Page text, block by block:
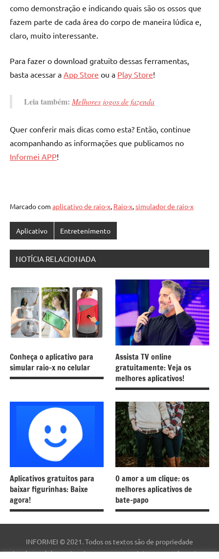
como demonstração e indicando quais são os ossos que
fazem parte de cada área do corpo de maneira lúdica e,
claro, muito interessante.
Para fazer o download gratuito dessas ferramentas,
basta acessar a App Store ou a Play Store!
Leia também: Melhores jogos de fazenda
Quer conferir mais dicas como esta? Então, continue
acompanhando as informações que publicamos no
Informei APP!
Marcado com aplicativo de raio-x Raio-x simulador de raio-x
Aplicativo Entretenimento
NOTÍCIA RELACIONADA
Conheça o aplicativo para
simular raio-x no celular
Assista TV online
gratuitamente: Veja os
melhores aplicativos!
Aplicativos gratuitos para
baixar figurinhas: Baixe
agora!
O amor a um clique: os
melhores aplicativos de
bate-papo
INFORMEI © 2021. Todos os textos são de propriedade
intelectual deste site. As marcas comerciais, nomes e logotipos